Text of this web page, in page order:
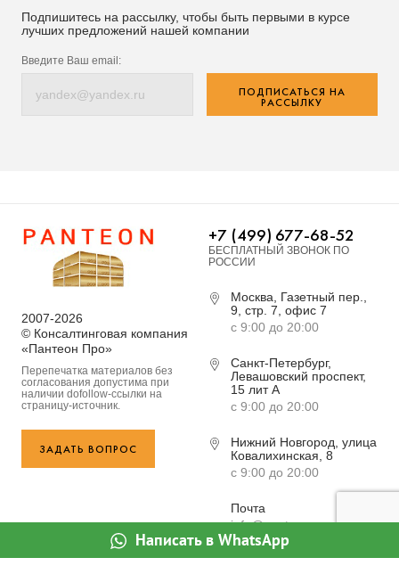
Подпишитесь на рассылку, чтобы быть первыми в курсе
лучших предложений нашей компании
Введите Ваш email:
ПОДПИСАТЬСЯ НА
РАССЫЛКУ
2007-2026
© Консалтинговая компания
«Пантеон Про»
Перепечатка материалов без
согласования допустима при
наличии dofollow-ссылки на
страницу-источник.
ЗАДАТЬ ВОПРОС
+7 (499) 677-68-52
БЕСПЛАТНЫЙ ЗВОНОК ПО
РОССИИ
Москва, Газетный пер.,
9, стр. 7, офис 7
с 9:00 до 20:00
Санкт-Петербург,
Левашовский проспект,
15 лит А
с 9:00 до 20:00
Нижний Новгород, улица
Ковалихинская, 8
с 9:00 до 20:00
Почта
info@panteon-pro.ru
Написать в WhatsApp